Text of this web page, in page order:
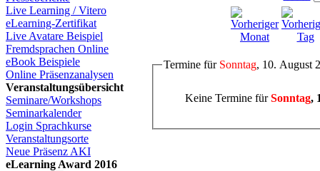
Live Learning / Vitero
eLearning-Zertifikat
Live Avatare Beispiel
Fremdsprachen Online
eBook Beispiele
Online Präsenzanalysen
Veranstaltungsübersicht
Seminare/Workshops
Seminarkalender
Login Sprachkurse
Veranstaltungsorte
Neue Präsenz AKI
eLearning Award 2016
Termine für Sonntag, 10. August
Keine Termine fürSonntag,